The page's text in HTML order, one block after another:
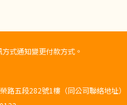
式通知變更付款方式。
五段282號1樓（同公司聯絡地址）